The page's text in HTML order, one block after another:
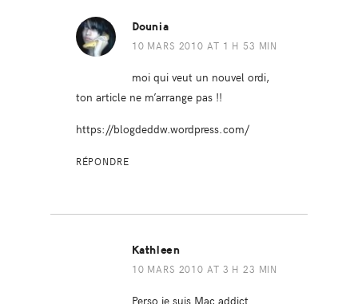
Dounia
10 MARS 2010 AT 1 H 53 MIN
moi qui veut un nouvel ordi,
ton article ne m’arrange pas !!
https://blogdeddw.wordpress.com/
RÉPONDRE
Kathleen
10 MARS 2010 AT 3 H 23 MIN
Perso je suis Mac addict